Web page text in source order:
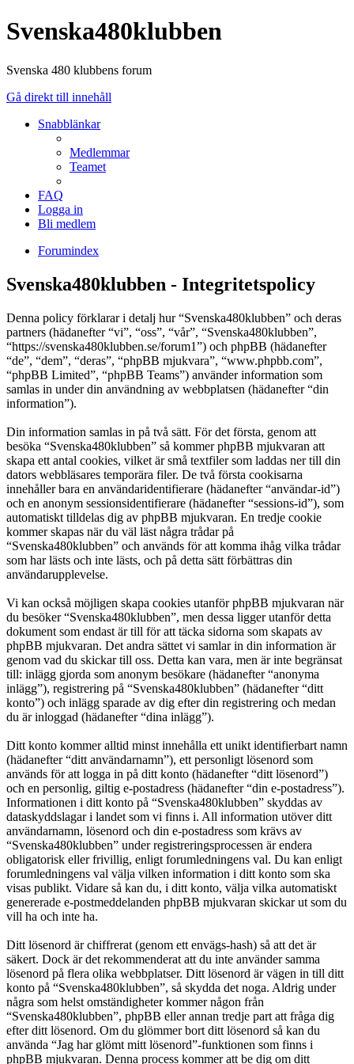
Svenska480klubben
Svenska 480 klubbens forum
Gå direkt till innehåll
Snabblänkar
Medlemmar
Teamet
FAQ
Logga in
Bli medlem
Forumindex
Svenska480klubben - Integritetspolicy
Denna policy förklarar i detalj hur “Svenska480klubben” och deras
partners (hädanefter “vi”, “oss”, “vår”, “Svenska480klubben”,
“https://svenska480klubben.se/forum1”) och phpBB (hädanefter
“de”, “dem”, “deras”, “phpBB mjukvara”, “www.phpbb.com”,
“phpBB Limited”, “phpBB Teams”) använder information som
samlas in under din användning av webbplatsen (hädanefter “din
information”).
Din information samlas in på två sätt. För det första, genom att
besöka “Svenska480klubben” så kommer phpBB mjukvaran att
skapa ett antal cookies, vilket är små textfiler som laddas ner till din
dators webbläsares temporära filer. De två första cookisarna
innehåller bara en användaridentifierare (hädanefter “användar-id”)
och en anonym sessionsidentifierare (hädanefter “sessions-id”), som
automatiskt tilldelas dig av phpBB mjukvaran. En tredje cookie
kommer skapas när du väl läst några trådar på
“Svenska480klubben” och används för att komma ihåg vilka trådar
som har lästs och inte lästs, och på detta sätt förbättras din
användarupplevelse.
Vi kan också möjligen skapa cookies utanför phpBB mjukvaran när
du besöker “Svenska480klubben”, men dessa ligger utanför detta
dokument som endast är till för att täcka sidorna som skapats av
phpBB mjukvaran. Det andra sättet vi samlar in din information är
genom vad du skickar till oss. Detta kan vara, men är inte begränsat
till: inlägg gjorda som anonym besökare (hädanefter “anonyma
inlägg”), registrering på “Svenska480klubben” (hädanefter “ditt
konto”) och inlägg sparade av dig efter din registrering och medan
du är inloggad (hädanefter “dina inlägg”).
Ditt konto kommer alltid minst innehålla ett unikt identifierbart namn
(hädanefter “ditt användarnamn”), ett personligt lösenord som
används för att logga in på ditt konto (hädanefter “ditt lösenord”)
och en personlig, giltig e-postadress (hädanefter “din e-postadress”).
Informationen i ditt konto på “Svenska480klubben” skyddas av
dataskyddslagar i landet som vi finns i. All information utöver ditt
användarnamn, lösenord och din e-postadress som krävs av
“Svenska480klubben” under registreringsprocessen är endera
obligatorisk eller frivillig, enligt forumledningens val. Du kan enligt
forumledningens val välja vilken information i ditt konto som ska
visas publikt. Vidare så kan du, i ditt konto, välja vilka automatiskt
genererade e-postmeddelanden phpBB mjukvaran skickar ut som du
vill ha och inte ha.
Ditt lösenord är chiffrerat (genom ett envägs-hash) så att det är
säkert. Dock är det rekommenderat att du inte använder samma
lösenord på flera olika webbplatser. Ditt lösenord är vägen in till ditt
konto på “Svenska480klubben”, så skydda det noga. Aldrig under
några som helst omständigheter kommer någon från
“Svenska480klubben”, phpBB eller annan tredje part att fråga dig
efter ditt lösenord. Om du glömmer bort ditt lösenord så kan du
använda “Jag har glömt mitt lösenord”-funktionen som finns i
phpBB mjukvaran. Denna process kommer att be dig om ditt